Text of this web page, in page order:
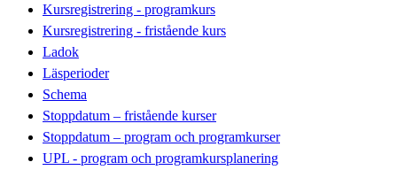
Kursregistrering - programkurs
Kursregistrering - fristående kurs
Ladok
Läsperioder
Schema
Stoppdatum – fristående kurser
Stoppdatum – program och programkurser
UPL - program och programkursplanering